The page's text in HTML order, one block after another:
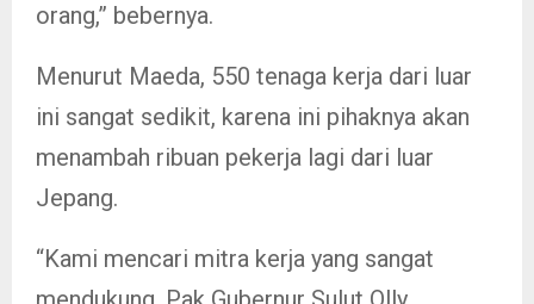
orang,” bebernya.
Menurut Maeda, 550 tenaga kerja dari luar
ini sangat sedikit, karena ini pihaknya akan
menambah ribuan pekerja lagi dari luar
Jepang.
“Kami mencari mitra kerja yang sangat